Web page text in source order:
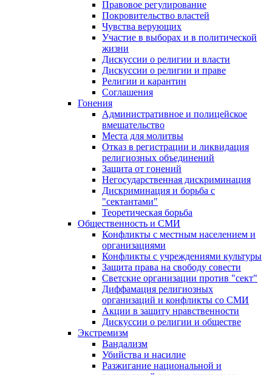
Правовое регулирование
Покровительство властей
Чувства верующих
Участие в выборах и в политической
жизни
Дискуссии о религии и власти
Дискуссии о религии и праве
Религии и карантин
Соглашения
Гонения
Административное и полицейское
вмешательство
Места для молитвы
Отказ в регистрации и ликвидация
религиозных объединений
Защита от гонений
Негосударственная дискриминация
Дискриминация и борьба с
"сектантами"
Теоретическая борьба
Общественность и СМИ
Конфликты с местным населением и
организациями
Конфликты с учреждениями культуры
Защита права на свободу совести
Светские организации против "сект"
Диффамация религиозных
организаций и конфликты со СМИ
Акции в защиту нравственности
Дискуссии о религии и обществе
Экстремизм
Вандализм
Убийства и насилие
Разжигание национальной и